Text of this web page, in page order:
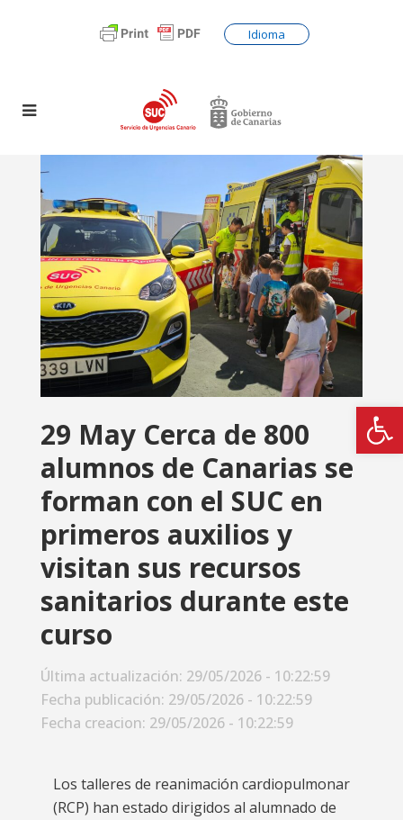
Idioma
29 MayCerca de 800
alumnos de Canarias se
forman con el SUC en
primeros auxilios y
visitan sus recursos
sanitarios durante este
curso
Última actualización: 29/05/2026 - 10:22:59
Fecha publicación: 29/05/2026 - 10:22:59
Fecha creacion: 29/05/2026 - 10:22:59
Los talleres de reanimación cardiopulmonar
(RCP) han estado dirigidos al alumnado de